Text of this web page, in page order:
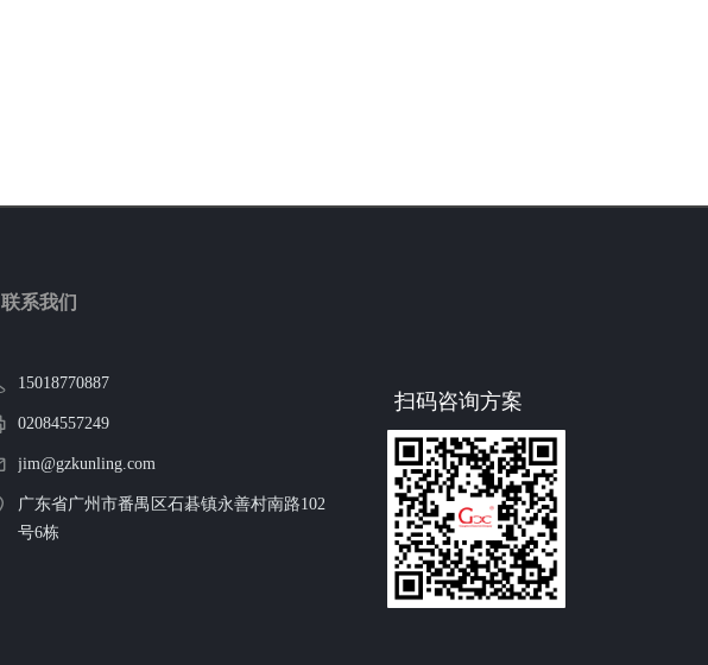
扫码咨询方案
15018770887
02084557249
jim@gzkunling.com
广东省广州市番禺区石碁镇永善村南路102
号6栋
联系我们